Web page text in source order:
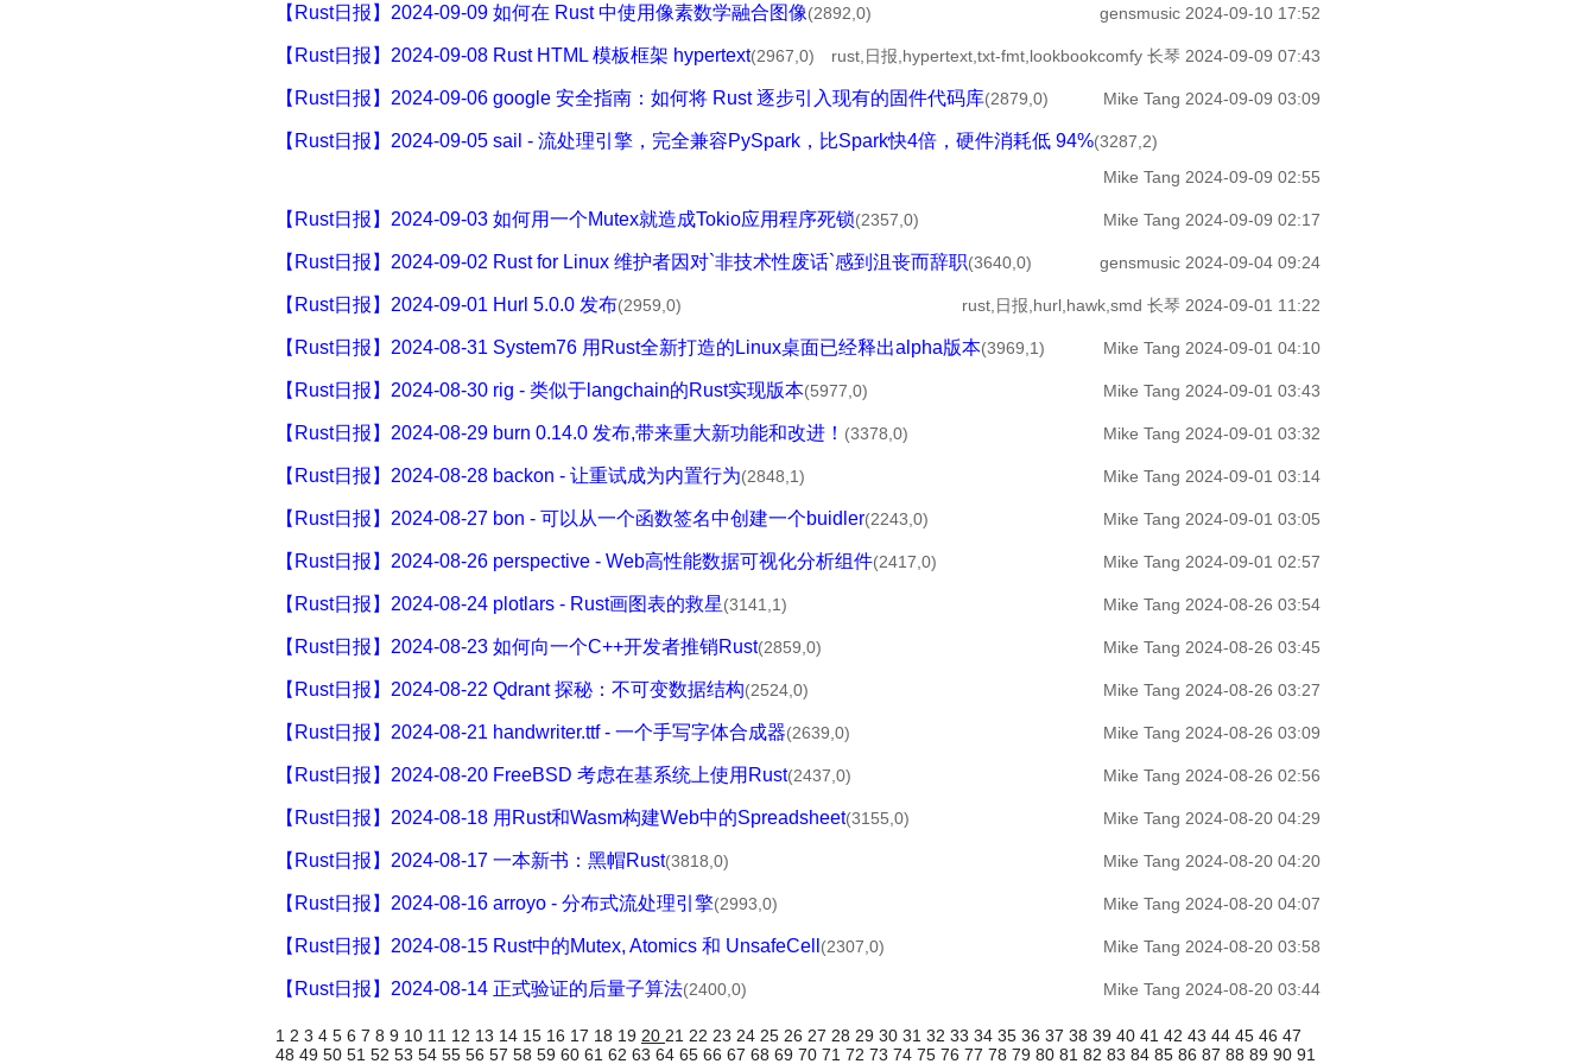
【Rust日报】2024-09-09 如何在 Rust 中使用像素数学融合图像(2892,0) gensmusic 2024-09-10 17:52
【Rust日报】2024-09-08 Rust HTML 模板框架 hypertext(2967,0) rust,日报,hypertext,txt-fmt,lookbookcomfy 长琴 2024-09-09 07:43
【Rust日报】2024-09-06 google 安全指南：如何将 Rust 逐步引入现有的固件代码库(2879,0) Mike Tang 2024-09-09 03:09
【Rust日报】2024-09-05 sail - 流处理引擎，完全兼容PySpark，比Spark快4倍，硬件消耗低 94%(3287,2)
Mike Tang 2024-09-09 02:55
【Rust日报】2024-09-03 如何用一个Mutex就造成Tokio应用程序死锁(2357,0) Mike Tang 2024-09-09 02:17
【Rust日报】2024-09-02 Rust for Linux 维护者因对`非技术性废话`感到沮丧而辞职(3640,0) gensmusic 2024-09-04 09:24
【Rust日报】2024-09-01 Hurl 5.0.0 发布(2959,0) rust,日报,hurl,hawk,smd 长琴 2024-09-01 11:22
【Rust日报】2024-08-31 System76 用Rust全新打造的Linux桌面已经释出alpha版本(3969,1) Mike Tang 2024-09-01 04:10
【Rust日报】2024-08-30 rig - 类似于langchain的Rust实现版本(5977,0) Mike Tang 2024-09-01 03:43
【Rust日报】2024-08-29 burn 0.14.0 发布,带来重大新功能和改进！ (3378,0) Mike Tang 2024-09-01 03:32
【Rust日报】2024-08-28 backon - 让重试成为内置行为(2848,1) Mike Tang 2024-09-01 03:14
【Rust日报】2024-08-27 bon - 可以从一个函数签名中创建一个buidler(2243,0) Mike Tang 2024-09-01 03:05
【Rust日报】2024-08-26 perspective - Web高性能数据可视化分析组件(2417,0) Mike Tang 2024-09-01 02:57
【Rust日报】2024-08-24 plotlars - Rust画图表的救星(3141,1) Mike Tang 2024-08-26 03:54
【Rust日报】2024-08-23 如何向一个C++开发者推销Rust(2859,0) Mike Tang 2024-08-26 03:45
【Rust日报】2024-08-22 Qdrant 探秘：不可变数据结构(2524,0) Mike Tang 2024-08-26 03:27
【Rust日报】2024-08-21 handwriter.ttf - 一个手写字体合成器(2639,0) Mike Tang 2024-08-26 03:09
【Rust日报】2024-08-20 FreeBSD 考虑在基系统上使用Rust(2437,0) Mike Tang 2024-08-26 02:56
【Rust日报】2024-08-18 用Rust和Wasm构建Web中的Spreadsheet(3155,0) Mike Tang 2024-08-20 04:29
【Rust日报】2024-08-17 一本新书：黑帽Rust(3818,0) Mike Tang 2024-08-20 04:20
【Rust日报】2024-08-16 arroyo - 分布式流处理引擎(2993,0) Mike Tang 2024-08-20 04:07
【Rust日报】2024-08-15 Rust中的Mutex, Atomics 和 UnsafeCell (2307,0) Mike Tang 2024-08-20 03:58
【Rust日报】2024-08-14 正式验证的后量子算法(2400,0) Mike Tang 2024-08-20 03:44
1 2 3 4 5 6 7 8 9 10 11 12 13 14 15 16 17 18 19 20 21 22 23 24 25 26 27 28 29 30 31 32 33 34 35 36 37 38 39 40 41 42 43 44 45 46 47
48 49 50 51 52 53 54 55 56 57 58 59 60 61 62 63 64 65 66 67 68 69 70 71 72 73 74 75 76 77 78 79 80 81 82 83 84 85 86 87 88 89 90 91